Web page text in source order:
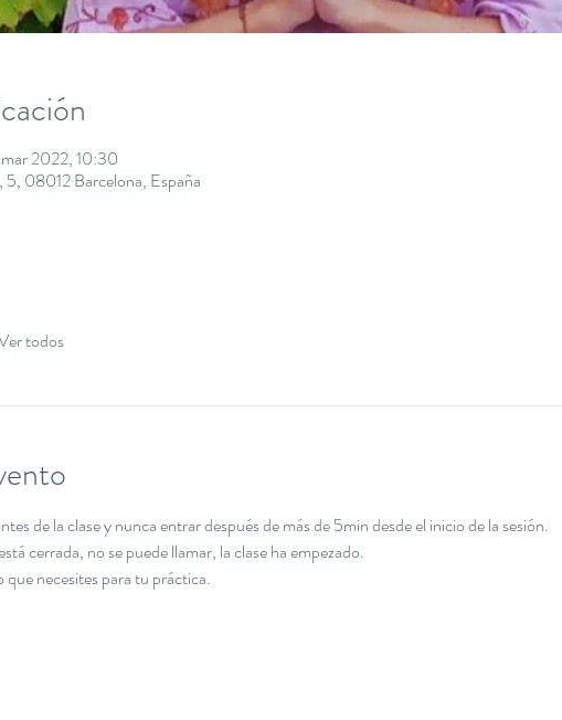
2022, 10:30
5, 08012 Barcelona, España
todos
de la clase y nunca entrar después de más de 5min desde el inicio de la sesión.
cerrada, no se puede llamar, la clase ha empezado.
necesites para tu práctica.